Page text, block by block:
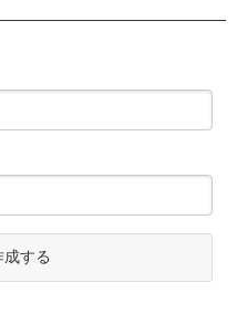
成する